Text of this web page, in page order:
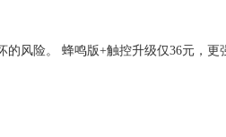
风险。 蜂鸣版+触控升级仅36元，更